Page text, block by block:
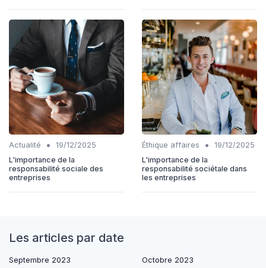
Actualité •
19/12/2025
L'importance de la
responsabilité sociale des
entreprises
Éthique affaires •
19/12/2025
L'importance de la
responsabilité sociétale dans
les entreprises
Les articles par date
Septembre 2023
Octobre 2023